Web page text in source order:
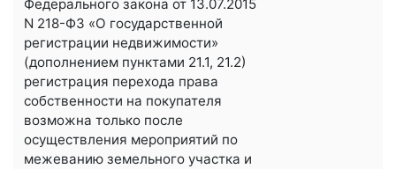
Федерального закона от 13.07.2015
N 218-ФЗ «О государственной
регистрации недвижимости»
(дополнением пунктами 21.1, 21.2)
регистрация перехода права
собственности на покупателя
возможна только после
осуществления мероприятий по
межеванию земельного участка и